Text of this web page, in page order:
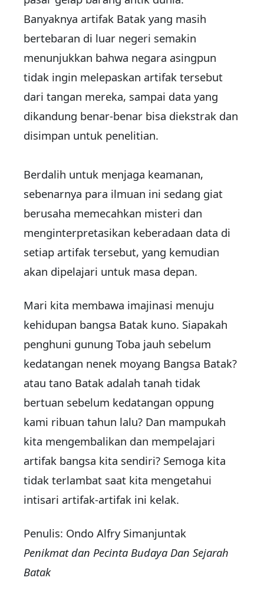
Banyaknya artifak Batak yang masih
bertebaran di luar negeri semakin
menunjukkan bahwa negara asingpun
tidak ingin melepaskan artifak tersebut
dari tangan mereka, sampai data yang
dikandung benar-benar bisa diekstrak dan
disimpan untuk penelitian.
Berdalih untuk menjaga keamanan,
sebenarnya para ilmuan ini sedang giat
berusaha memecahkan misteri dan
menginterpretasikan keberadaan data di
setiap artifak tersebut, yang kemudian
akan dipelajari untuk masa depan.
Mari kita membawa imajinasi menuju
kehidupan bangsa Batak kuno. Siapakah
penghuni gunung Toba jauh sebelum
kedatangan nenek moyang Bangsa Batak?
atau tano Batak adalah tanah tidak
bertuan sebelum kedatangan oppung
kami ribuan tahun lalu? Dan mampukah
kita mengembalikan dan mempelajari
artifak bangsa kita sendiri? Semoga kita
tidak terlambat saat kita mengetahui
intisari artifak-artifak ini kelak.
Penulis: Ondo Alfry Simanjuntak
Penikmat dan Pecinta Budaya Dan Sejarah
Batak